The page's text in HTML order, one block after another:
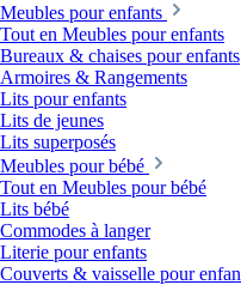
Meubles pour enfants
Tout en Meubles pour enfants
Bureaux & chaises pour enfants
Armoires & Rangements
Lits pour enfants
Lits de jeunes
Lits superposés
Meubles pour bébé
Tout en Meubles pour bébé
Lits bébé
Commodes à langer
Literie pour enfants
Couverts & vaisselle pour